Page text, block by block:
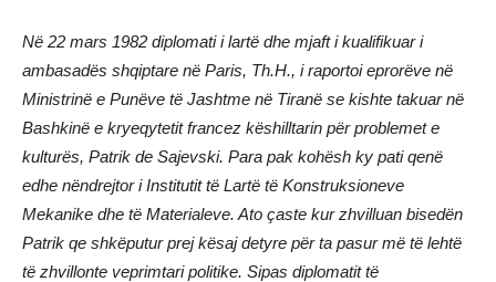
Në 22 mars 1982 diplomati i lartë dhe mjaft i kualifikuar i
ambasadës shqiptare në Paris, Th.H., i raportoi eprorëve në
Ministrinë e Punëve të Jashtme në Tiranë se kishte takuar në
Bashkinë e kryeqytetit francez këshilltarin për problemet e
kulturës, Patrik de Sajevski. Para pak kohësh ky pati qenë
edhe nëndrejtor i Institutit të Lartë të Konstruksioneve
Mekanike dhe të Materialeve. Ato çaste kur zhvilluan bisedën
Patrik qe shkëputur prej kësaj detyre për ta pasur më të lehtë
të zhvillonte veprimtari politike. Sipas diplomatit të